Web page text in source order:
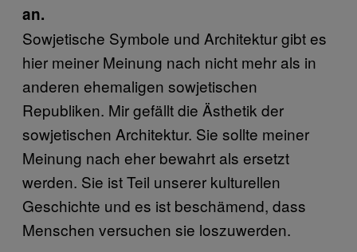
an.
Sowjetische Symbole und Architektur gibt es
hier meiner Meinung nach nicht mehr als in
anderen ehemaligen sowjetischen
Republiken. Mir gefällt die Ästhetik der
sowjetischen Architektur. Sie sollte meiner
Meinung nach eher bewahrt als ersetzt
werden. Sie ist Teil unserer kulturellen
Geschichte und es ist beschämend, dass
Menschen versuchen sie loszuwerden.